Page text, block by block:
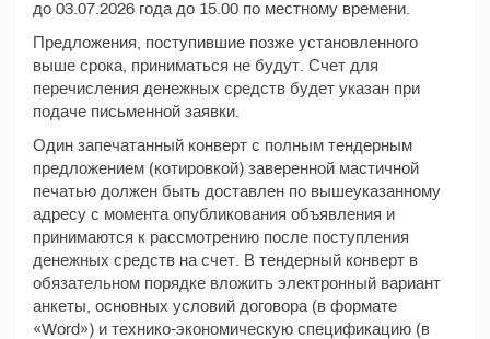
до 03.07.2026 года до 15.00 по местному времени.
Предложения, поступившие позже установленного
выше срока, приниматься не будут. Счет для
перечисления денежных средств будет указан при
подаче письменной заявки.
Один запечатанный конверт с полным тендерным
предложением (котировкой) заверенной мастичной
печатью должен быть доставлен по вышеуказанному
адресу с момента опубликования объявления и
принимаются к рассмотрению после поступления
денежных средств на счет. В тендерный конверт в
обязательном порядке вложить электронный вариант
анкеты, основных условий договора (в формате
«Word») и технико-экономическую спецификацию (в